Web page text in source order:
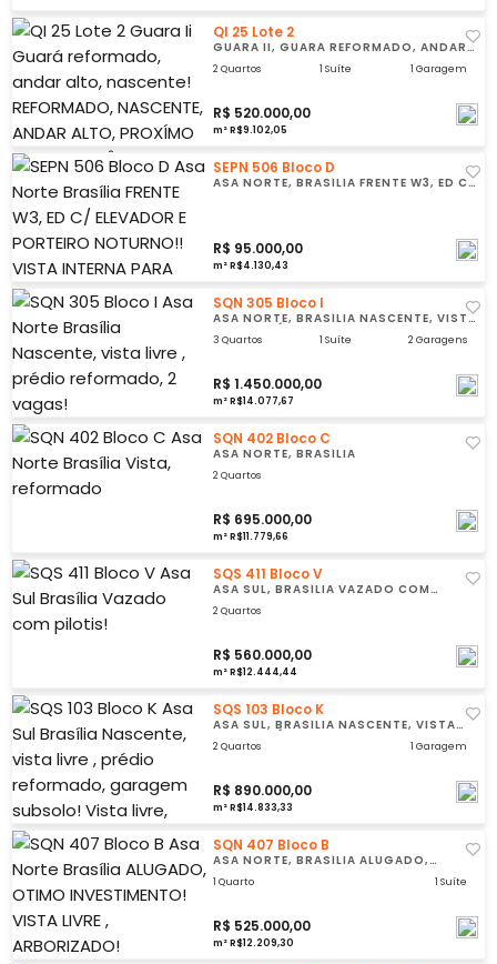
QI 25 Lote 2
GUARA II, GUARÁ REFORMADO, ANDAR
2 Quartos 1 Suíte 1 Garagem
R$ 520.000,00
m² R$9.102,05
SEPN 506 Bloco D
ASA NORTE, BRASÍLIA FRENTE W3, ED C/
R$ 95.000,00
m² R$4.130,43
SQN 305 Bloco I
ASA NORTE, BRASÍLIA NASCENTE, VISTA
LIVRE , PRÉDIO REFORMADO, 2 VAGAS!
3 Quartos 1 Suíte 2 Garagens
R$ 1.450.000,00
m² R$14.077,67
SQN 402 Bloco C
ASA NORTE, BRASÍLIA
2 Quartos
R$ 695.000,00
m² R$11.779,66
SQS 411 Bloco V
ASA SUL, BRASÍLIA VAZADO COM
2 Quartos
R$ 560.000,00
m² R$12.444,44
SQS 103 Bloco K
ASA SUL, BRASÍLIA NASCENTE, VISTA
LIVRE , PRÉDIO REFORMADO, GARAGEM
SUBSOLO!
2 Quartos 1 Garagem
R$ 890.000,00
m² R$14.833,33
SQN 407 Bloco B
ASA NORTE, BRASÍLIA ALUGADO,
1 Quarto 1 Suíte
R$ 525.000,00
m² R$12.209,30